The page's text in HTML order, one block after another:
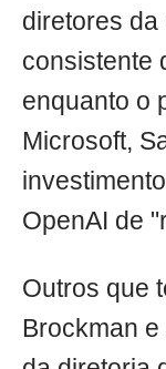
diretores da
consistente
enquanto o
Microsoft,
OpenAI de
Outros que
Brockman